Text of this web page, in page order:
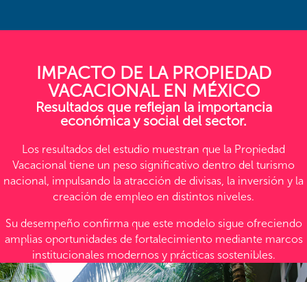
IMPACTO DE LA PROPIEDAD
VACACIONAL EN MÉXICO
Resultados que reflejan la importancia
económica y social del sector.
Los resultados del estudio muestran que la Propiedad
Vacacional tiene un peso significativo dentro del turismo
nacional, impulsando la atracción de divisas, la inversión y la
creación de empleo en distintos niveles.
Su desempeño confirma que este modelo sigue ofreciendo
amplias oportunidades de fortalecimiento mediante marcos
institucionales modernos y prácticas sostenibles.